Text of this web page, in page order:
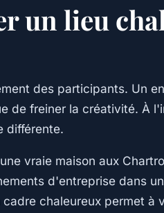
un lieu
des participants. Un
de freiner la créativité. À
différente.
vraie maison aux
d'entreprise dans
chaleureux permet à